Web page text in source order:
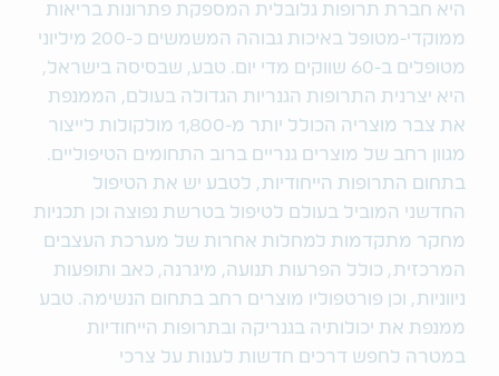
היא חברת תרופות גלובלית המספקת פתרונות בריאות
ממוקדי-מטופל באיכות גבוהה המשמשים כ-200 מיליוני
מטופלים ב-60 שווקים מדי יום. טבע, שבסיסה בישראל,
היא יצרנית התרופות הגנריות הגדולה בעולם, הממנפת
את צבר מוצריה הכולל יותר מ-1,800 מולקולות לייצור
מגוון רחב של מוצרים גנריים ברוב התחומים הטיפוליים.
בתחום התרופות הייחודיות, לטבע יש את הטיפול
החדשני המוביל בעולם לטיפול בטרשת נפוצה וכן תכניות
מחקר מתקדמות למחלות אחרות של מערכת העצבים
המרכזית, כולל הפרעות תנועה, מיגרנה, כאב ותופעות
ניווניות, וכן פורטפוליו מוצרים רחב בתחום הנשימה. טבע
ממנפת את יכולותיה בגנריקה ובתרופות הייחודיות
במטרה לחפש דרכים חדשות לענות על צרכי